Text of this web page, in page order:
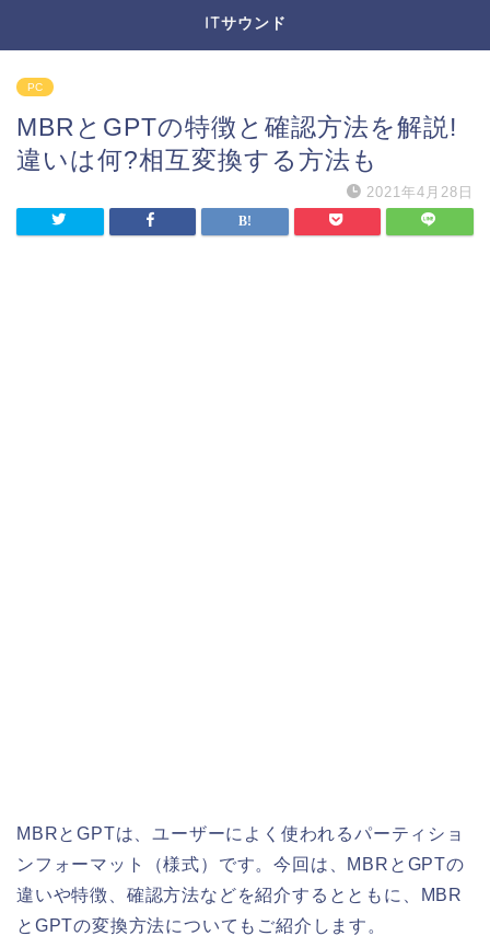
ITサウンド
PC
MBRとGPTの特徴と確認方法を解説!
違いは何?相互変換する方法も
2021年4月28日
MBRとGPTは、ユーザーによく使われるパーティショ
ンフォーマット（様式）です。今回は、MBRとGPTの
違いや特徴、確認方法などを紹介するとともに、MBR
とGPTの変換方法についてもご紹介します。